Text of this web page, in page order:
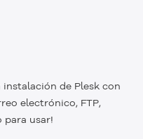
de Plesk con
electrónico, FTP,
para usar!